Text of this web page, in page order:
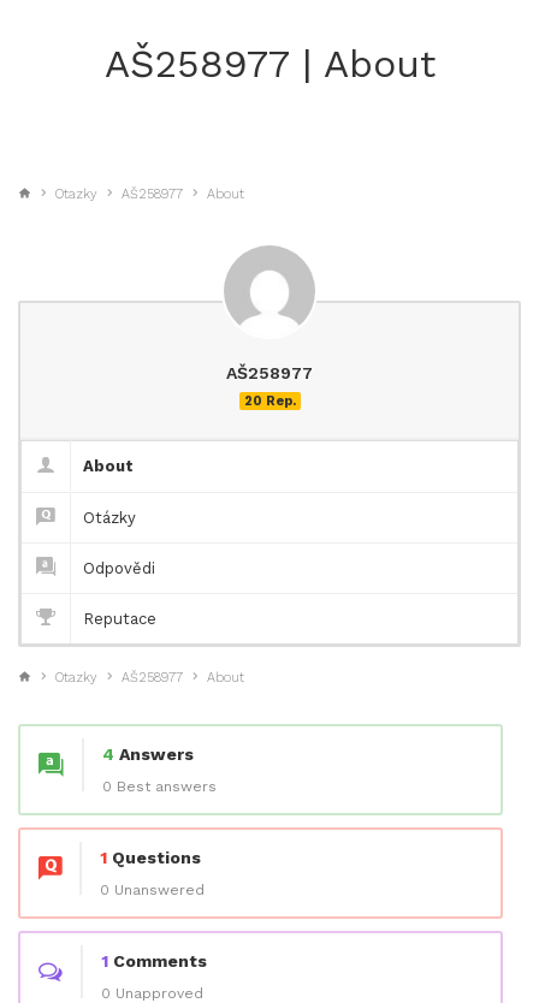
AŠ258977 | About
Otazky AŠ258977 About
AŠ258977
20 Rep.
About
Otázky
Odpovědi
Reputace
Otazky AŠ258977 About
4 Answers
0 Best answers
1 Questions
0 Unanswered
1 Comments
0 Unapproved